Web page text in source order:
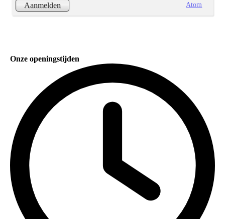
Aanmelden
Atom
Onze openingstijden